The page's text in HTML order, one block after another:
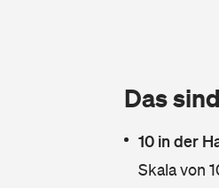
Das
10 in der
Skala von